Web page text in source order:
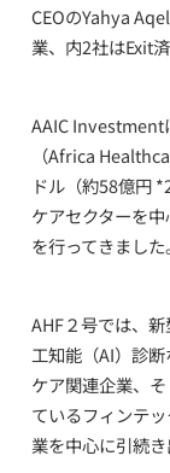
CEOのYahya Aqel
業、内2社はExit済
AAIC Investment
（Africa
ドル（約58億円
ケアセクターを
を行ってきました。
AHF２号では、
工知能（AI）診
ケア関連企業、
ているフィンテ
業を中心に引続き